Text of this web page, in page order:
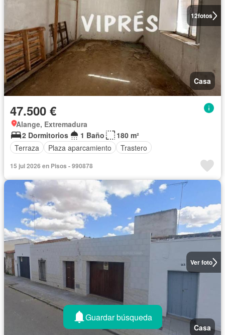
12fotos
Casa
47.500 €
Alange, Extremadura
2 Dormitorios
1 Baño
180 m²
Terraza
Plaza aparcamiento Trastero
15 jul 2026 en Pisos - 990878
Ver foto
Casa
Guardar búsqueda